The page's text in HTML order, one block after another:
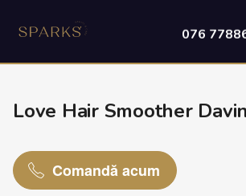
076
Love Hair Smoother
Comandă acum